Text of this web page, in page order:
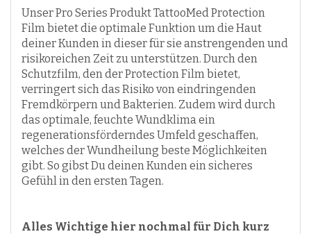
Unser Pro Series Produkt TattooMed Protection
Film bietet die optimale Funktion um die Haut
deiner Kunden in dieser für sie anstrengenden und
risikoreichen Zeit zu unterstützen. Durch den
Schutzfilm, den der Protection Film bietet,
verringert sich das Risiko von eindringenden
Fremdkörpern und Bakterien. Zudem wird durch
das optimale, feuchte Wundklima ein
regenerationsförderndes Umfeld geschaffen,
welches der Wundheilung beste Möglichkeiten
gibt. So gibst Du deinen Kunden ein sicheres
Gefühl in den ersten Tagen.
Alles Wichtige hier nochmal für Dich kurz